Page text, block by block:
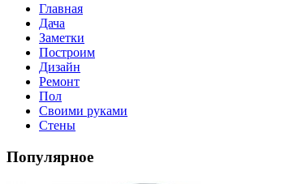
Главная
Дача
Заметки
Построим
Дизайн
Ремонт
Пол
Своими руками
Стены
Популярное